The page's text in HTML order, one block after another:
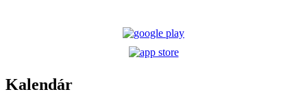
Kalendár